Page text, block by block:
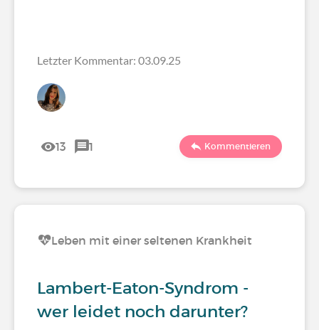
Letzter Kommentar: 03.09.25
13 1 Kommentieren
Leben mit einer seltenen Krankheit
Lambert-Eaton-Syndrom -
wer leidet noch darunter?